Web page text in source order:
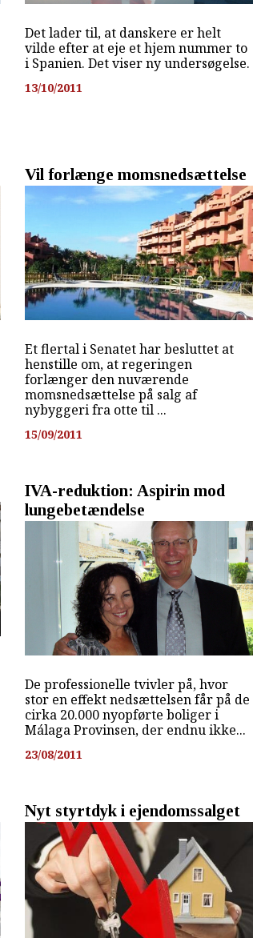
Det lader til, at danskere er helt
vilde efter at eje et hjem nummer to
i Spanien. Det viser ny undersøgelse.
13/10/2011
Vil forlænge momsnedsættelse
Et flertal i Senatet har besluttet at
henstille om, at regeringen
forlænger den nuværende
momsnedsættelse på salg af
nybyggeri fra otte til ...
15/09/2011
IVA-reduktion: Aspirin mod
lungebetændelse
De professionelle tvivler på, hvor
stor en effekt nedsættelsen får på de
cirka 20.000 nyopførte boliger i
Málaga Provinsen, der endnu ikke...
23/08/2011
Nyt styrtdyk i ejendomssalget